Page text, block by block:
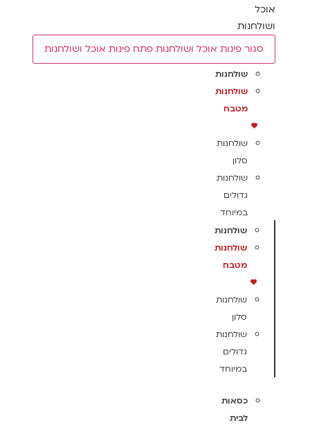
אוכל
ושולחנות
סגור פינות אוכל ושולחנות פתח פינות אוכל ושולחנות
שולחנות
שולחנות
מטבח
שולחנות
סלון
שולחנות
גדולים
במיוחד
שולחנות
שולחנות
מטבח
שולחנות
סלון
שולחנות
גדולים
במיוחד
כסאות
לבית